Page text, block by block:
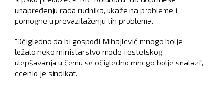
unapređenju rada rudnika, ukaže na probleme i
pomogne u prevazilaženju tih problema.
"Očigledno da bi gospođi Mihajlović mnogo bolje
ležalo neko ministarstvo mode i estetskog
ulepšavanja u čemu se očigledno mnogo bolje snalazi",
ocenio je sindikat.